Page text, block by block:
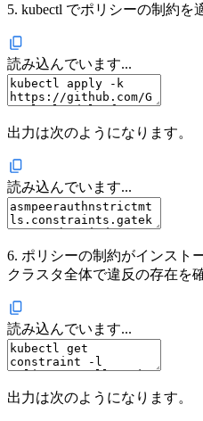
5. kubectl でポリシーの制約を
読み込んでいます...
出力は次のようになります。
読み込んでいます...
6. ポリシーの制約がインスト
クラスタ全体で違反の存在を
読み込んでいます...
出力は次のようになります。